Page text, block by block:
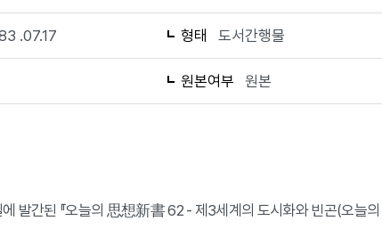
.07.17 형태 도서간행물
원본여부 원본
발간된 『오늘의 思想新書 62 - 제3세계의 도시화와 빈곤(오늘